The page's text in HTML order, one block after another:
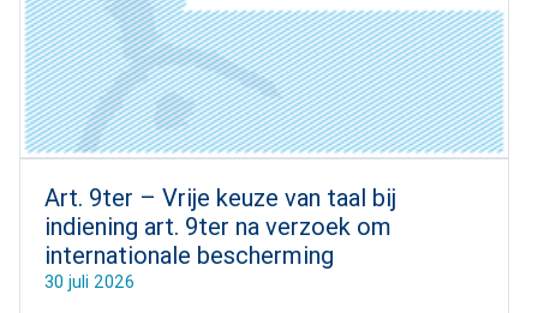
Art. 9ter – Vrije keuze van taal bij
indiening art. 9ter na verzoek om
internationale bescherming
30 juli 2026